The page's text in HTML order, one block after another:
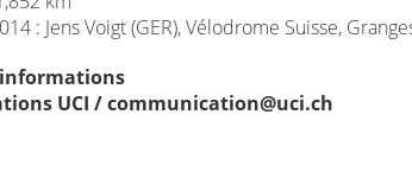
: Jens Voigt (GER), Vélodrome Suisse,
UCI / communication@uci.ch